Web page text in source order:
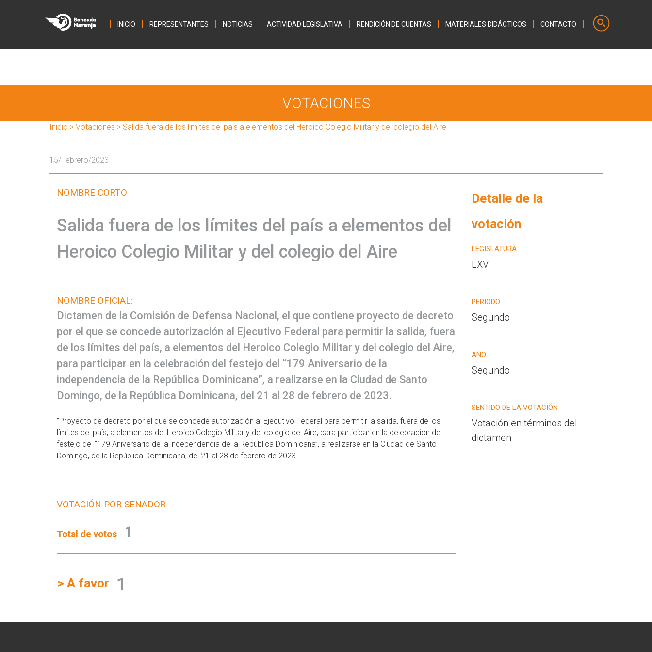
INICIO REPRESENTANTES NOTICIAS ACTIVIDAD LEGISLATIVA RENDICIÓN DE CUENTAS MATERIALES DIDÁCTICOS CONTACTO
VOTACIONES
Inicio > Votaciones > Salida fuera de los límites del país a elementos del Heroico Colegio Militar y del colegio del Aire
15/Febrero/2023
NOMBRE CORTO
Salida fuera de los límites del país a elementos del
Heroico Colegio Militar y del colegio del Aire
NOMBRE OFICIAL:
Dictamen de la Comisión de Defensa Nacional, el que contiene proyecto de decreto
por el que se concede autorización al Ejecutivo Federal para permitir la salida, fuera
de los límites del país, a elementos del Heroico Colegio Militar y del colegio del Aire,
para participar en la celebración del festejo del “179 Aniversario de la
independencia de la República Dominicana”, a realizarse en la Ciudad de Santo
Domingo, de la República Dominicana, del 21 al 28 de febrero de 2023.
"Proyecto de decreto por el que se concede autorización al Ejecutivo Federal para permitir la salida, fuera de los
límites del país, a elementos del Heroico Colegio Militar y del colegio del Aire, para participar en la celebración del
festejo del “179 Aniversario de la independencia de la República Dominicana”, a realizarse en la Ciudad de Santo
Domingo, de la República Dominicana, del 21 al 28 de febrero de 2023."
VOTACIÓN POR SENADOR
Total de votos 1
> A favor 1
Detalle de la
votación
LEGISLATURA
LXV
PERIODO
Segundo
AÑO
Segundo
SENTIDO DE LA VOTACIÓN
Votación en términos del
dictamen